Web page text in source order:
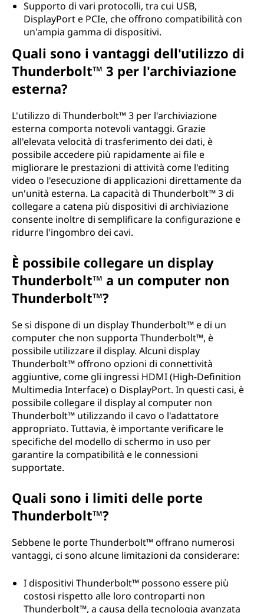
Supporto di vari protocolli, tra cui USB,
DisplayPort e PCIe, che offrono compatibilità con
un'ampia gamma di dispositivi.
Quali sono i vantaggi dell'utilizzo di
Thunderbolt™ 3 per l'archiviazione
esterna?
L'utilizzo di Thunderbolt™ 3 per l'archiviazione
esterna comporta notevoli vantaggi. Grazie
all'elevata velocità di trasferimento dei dati, è
possibile accedere più rapidamente ai file e
migliorare le prestazioni di attività come l'editing
video o l'esecuzione di applicazioni direttamente da
un'unità esterna. La capacità di Thunderbolt™ 3 di
collegare a catena più dispositivi di archiviazione
consente inoltre di semplificare la configurazione e
ridurre l'ingombro dei cavi.
È possibile collegare un display
Thunderbolt™ a un computer non
Thunderbolt™?
Se si dispone di un display Thunderbolt™ e di un
computer che non supporta Thunderbolt™, è
possibile utilizzare il display. Alcuni display
Thunderbolt™ offrono opzioni di connettività
aggiuntive, come gli ingressi HDMI (High-Definition
Multimedia Interface) o DisplayPort. In questi casi, è
possibile collegare il display al computer non
Thunderbolt™ utilizzando il cavo o l'adattatore
appropriato. Tuttavia, è importante verificare le
specifiche del modello di schermo in uso per
garantire la compatibilità e le connessioni
supportate.
Quali sono i limiti delle porte
Thunderbolt™?
Sebbene le porte Thunderbolt™ offrano numerosi
vantaggi, ci sono alcune limitazioni da considerare:
I dispositivi Thunderbolt™ possono essere più
costosi rispetto alle loro controparti non
Thunderbolt™, a causa della tecnologia avanzata